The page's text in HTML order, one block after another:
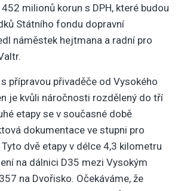
milionů korun s DPH, které budou
Státního fondu dopravní
náměstek hejtmana a radní pro
přípravou přivaděče od Vysokého
je kvůli náročnosti rozdělený do tří
etapy se v současné době
dokumentace ve stupni pro
dvě etapy v délce 4,3 kilometru
na dálnici D35 mezi Vysokým
na Dvořisko. Očekáváme, že